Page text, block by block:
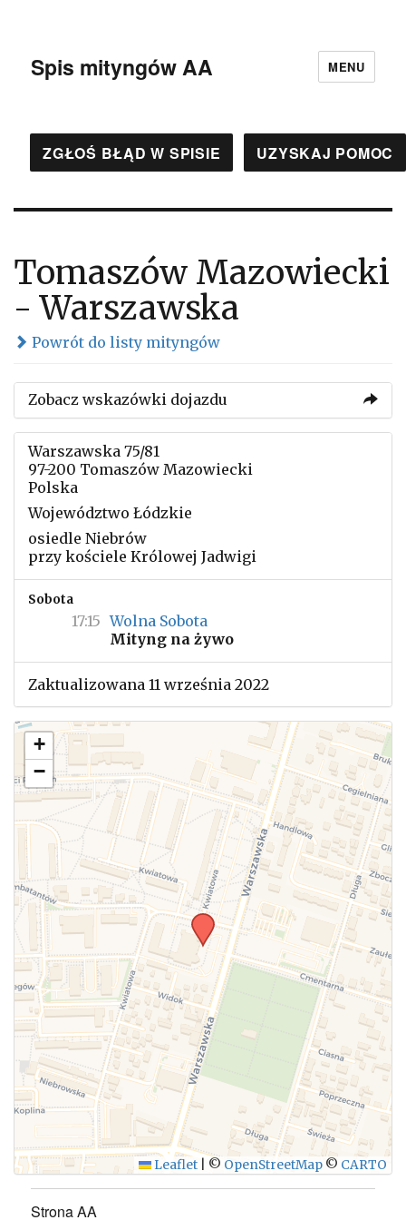
Spis mityngów AA MENU
ZGŁOŚ BŁĄD W SPISIE UZYSKAJ POMOC
Tomaszów Mazowiecki
- Warszawska
Powrót do listy mityngów
Zobacz wskazówki dojazdu
Warszawska 75/81
97-200 Tomaszów Mazowiecki
Polska
Województwo Łódzkie
osiedle Niebrów
przy kościele Królowej Jadwigi
Sobota
17:15 Wolna Sobota
Mityng na żywo
Zaktualizowana 11 września 2022
+
−
Leaflet © OpenStreetMap © CARTO
Strona AA